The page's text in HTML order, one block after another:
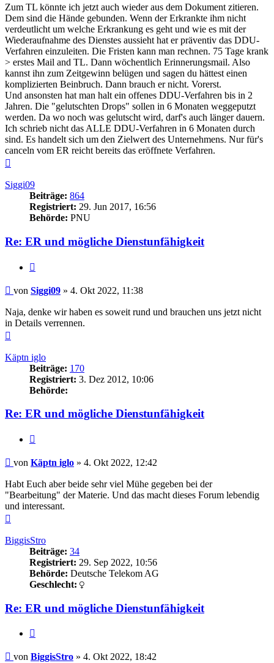
Zum TL könnte ich jetzt auch wieder aus dem Dokument zitieren.
Dem sind die Hände gebunden. Wenn der Erkrankte ihm nicht
verdeutlicht um welche Erkrankung es geht und wie es mit der
Wiederaufnahme des Dienstes aussieht hat er präventiv das DDU-
Verfahren einzuleiten. Die Fristen kann man rechnen. 75 Tage krank
> erstes Mail and TL. Dann wöchentlich Erinnerungsmail. Also
kannst ihn zum Zeitgewinn belügen und sagen du hättest einen
komplizierten Beinbruch. Dann brauch er nicht. Vorerst.
Und ansonsten hat man halt ein offenes DDU-Verfahren bis in 2
Jahren. Die "gelutschten Drops" sollen in 6 Monaten weggeputzt
werden. Da wo noch was gelutscht wird, darf's auch länger dauern.
Ich schrieb nicht das ALLE DDU-Verfahren in 6 Monaten durch
sind. Es handelt sich um den Zielwert des Unternehmens. Nur für's
canceln vom ER reicht bereits das eröffnete Verfahren.
Siggi09
Beiträge: 864
Registriert: 29. Jun 2017, 16:56
Behörde: PNU
Re: ER und mögliche Dienstunfähigkeit
Beitrag
von Siggi09 » 4. Okt 2022, 11:38
Naja, denke wir haben es soweit rund und brauchen uns jetzt nicht
in Details verrennen.
Käptn iglo
Beiträge: 170
Registriert: 3. Dez 2012, 10:06
Behörde:
Re: ER und mögliche Dienstunfähigkeit
Beitrag
von Käptn iglo » 4. Okt 2022, 12:42
Habt Euch aber beide sehr viel Mühe gegeben bei der
"Bearbeitung" der Materie. Und das macht dieses Forum lebendig
und interessant.
BiggisStro
Beiträge: 34
Registriert: 29. Sep 2022, 10:56
Behörde: Deutsche Telekom AG
Geschlecht:
Re: ER und mögliche Dienstunfähigkeit
Beitrag
von BiggisStro » 4. Okt 2022, 18:42